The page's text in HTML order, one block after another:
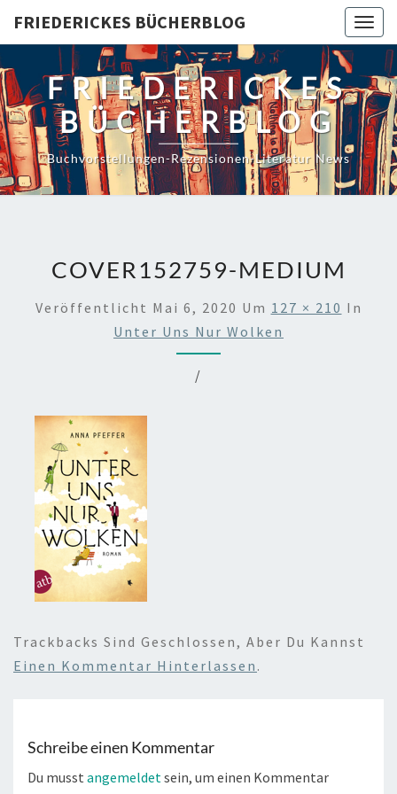
content
FRIEDERICKES BÜCHERBLOG
FRIEDERICKES
BÜCHERBLOG
Buchvorstellungen-Rezensionen-Literatur News
COVER152759-MEDIUM
Veröffentlicht Mai 6, 2020 Um 127 × 210 In
Unter Uns Nur Wolken
/
Trackbacks Sind Geschlossen, Aber Du Kannst
Einen Kommentar Hinterlassen .
Schreibe einen Kommentar
Du musst angemeldetsein, um einen Kommentar